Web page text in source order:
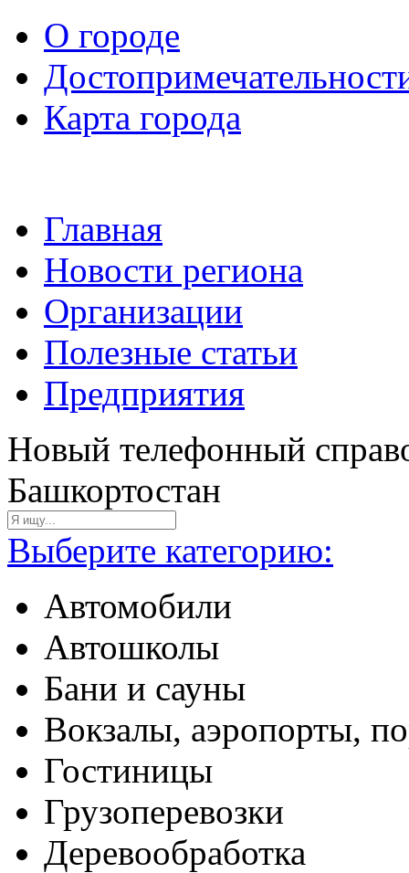
О городе
Карта города
Главная
Новости региона
Организации
Полезные статьи
Предприятия
Новый телефонный
Башкортостан
Выберите категорию:
Автомобили
Автошколы
Бани и сауны
Вокзалы, аэропорты,
Гостиницы
Грузоперевозки
Деревообработка